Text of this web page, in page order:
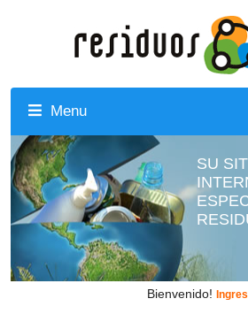
Menu
SU
Bienvenido!